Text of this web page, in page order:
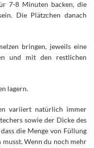
7-8 Minuten backen, die
Die Plätzchen danach
bringen, jeweils eine
und mit den restlichen
lagern.
variiert natürlich immer
sowie der Dicke des
die Menge von Füllung
Wenn du noch mehr